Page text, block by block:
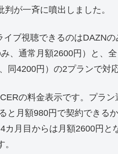
が一斉に噴出しました。
ブ視聴できるのはDAZN
、通常月額2600円）と、
同4200円）の2プランで対
の料金表示です。プラ
と月額980円で契約できる
カ月目からは月額2600円と